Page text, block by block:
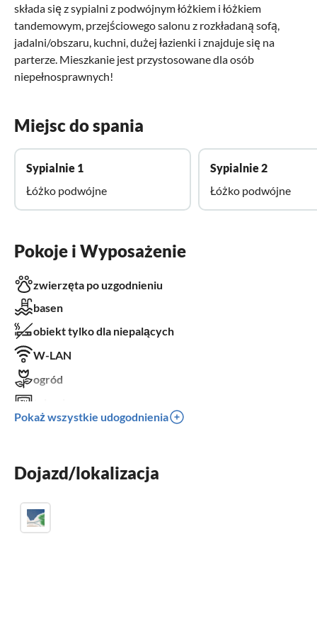
składa się z sypialni z podwójnym łóżkiem i łóżkiem
tandemowym, przejściowego salonu z rozkładaną sofą,
jadalni/obszaru, kuchni, dużej łazienki i znajduje się na
parterze. Mieszkanie jest przystosowane dla osób
niepełnosprawnych!
Miejsc do spania
Sypialnie 1
Łóżko podwójne
Sypialnie 2
Łóżko podwójne
Pokoje i Wyposażenie
zwierzęta po uzgodnieniu
basen
obiekt tylko dla niepalących
W-LAN
ogród
taras
pralka
Pokaż wszystkie udogodnienia
Dojazd/lokalizacja